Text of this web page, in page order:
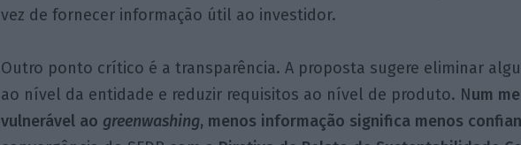
vez de fornecer informação útil ao investidor.
Outro ponto crítico é a transparência. A proposta sugere eliminar
ao nível da entidade e reduzir requisitos ao nível de produto. Num
vulnerável ao greenwashing, menos informação significa menos